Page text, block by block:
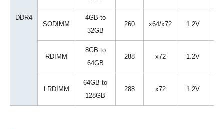
DDR4
SODIMM
4GB to
32GB
260 x64/x72 1.2V
RDIMM
8GB to
64GB
288 x72 1.2V
LRDIMM
64GB to
128GB
288 x72 1.2V